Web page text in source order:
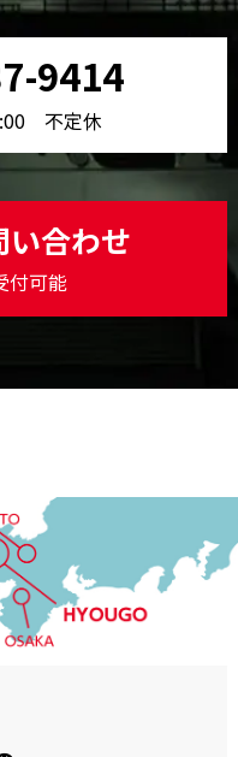
9414
不定休
い合わせ
付可能